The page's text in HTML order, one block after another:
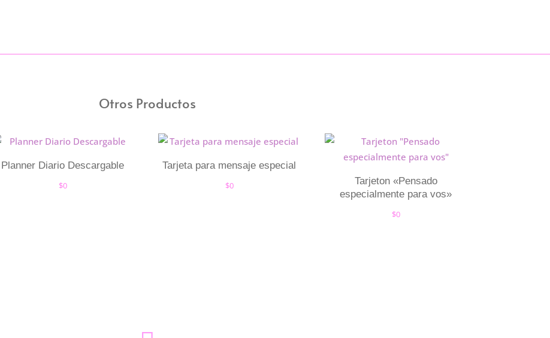
Otros Productos
Planner Diario Descargable
$0
Tarjeta para mensaje especial
$0
Tarjeton «Pensado
especialmente para vos»
$0